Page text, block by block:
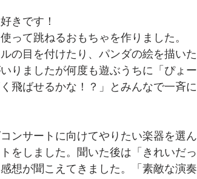
きです！
って跳ねるおもちゃを作りました。
の目を付けたり、パンダの絵を描い
りましたが何度も遊ぶうちに「ぴょ
飛ばせるかな！？」とみんなで一斉
ンサートに向けてやりたい楽器を選
をしました。聞いた後は「きれいだ
想が聞こえてきました。「素敵な演